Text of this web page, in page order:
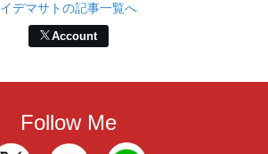
イデマサトの記事一覧へ
Account
Follow Me